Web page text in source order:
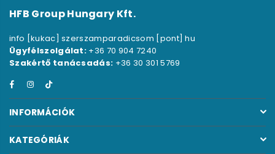
HFB Group Hungary Kft.
info [kukac] szerszamparadicsom [pont] hu
Ügyfélszolgálat: +36 70 904 7240
Szakértő tanácsadás: +36 30 301 5769
FacebookInstagram
INFORMÁCIÓK
KATEGÓRIÁK